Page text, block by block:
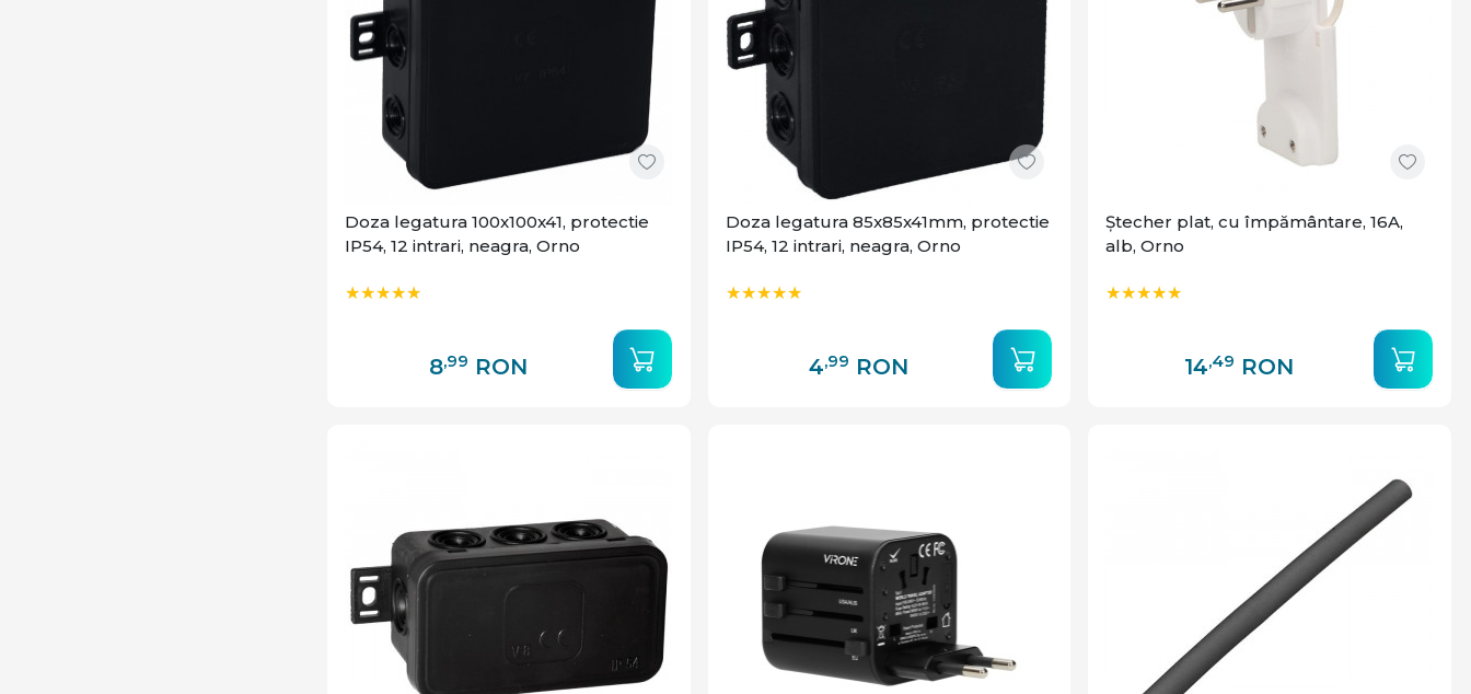
Doza legatura 100x100x41, protectie
IP54, 12 intrari, neagra, Orno
8,99 RON
Doza legatura 85x85x41mm, protectie
IP54, 12 intrari, neagra, Orno
4,99 RON
Ștecher plat, cu împământare, 16A,
alb, Orno
14,49 RON